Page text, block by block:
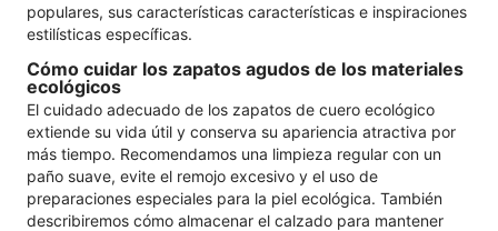
populares, sus características características e inspiraciones
estilísticas específicas.
Cómo cuidar los zapatos agudos de los materiales
ecológicos
El cuidado adecuado de los zapatos de cuero ecológico
extiende su vida útil y conserva su apariencia atractiva por
más tiempo. Recomendamos una limpieza regular con un
paño suave, evite el remojo excesivo y el uso de
preparaciones especiales para la piel ecológica. También
describiremos cómo almacenar el calzado para mantener